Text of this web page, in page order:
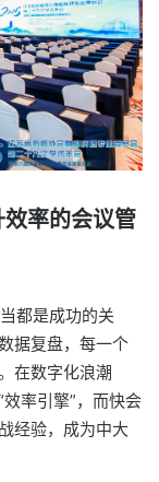
率的会议管
都是成功的关
据复盘，每一个
在数字化浪潮
率引擎”，而快会
经验，成为中大